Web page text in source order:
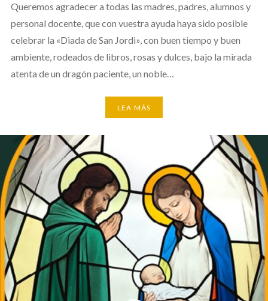
Queremos agradecer a todas las madres, padres, alumnos y
personal docente, que con vuestra ayuda haya sido posible
celebrar la «Diada de San Jordi», con buen tiempo y buen
ambiente, rodeados de libros, rosas y dulces, bajo la mirada
atenta de un dragón paciente, un noble…
LEA MÁS